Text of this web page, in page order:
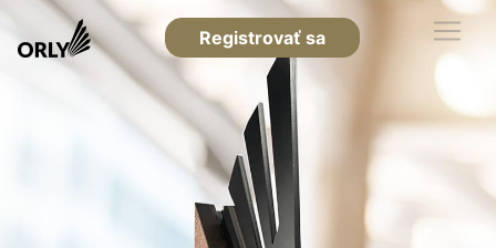
Registrovať sa